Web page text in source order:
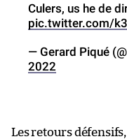
Culers, us he de
pic.twitter.com/
— Gerard Piqué
2022
Les retours